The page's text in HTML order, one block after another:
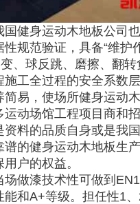
健身运动木地板公司
规范验证，具备“维护
、球反跳、磨擦、翻转
工全过程的安全系数
易，使场所健身运动
动场馆工程项目商和
料的品质自身或是我
的健身运动木地板生
户的权益。
做漆技术性可做到
和A+等级。担任性1